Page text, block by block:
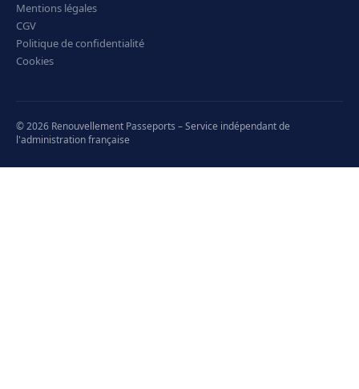
Mentions légales
CGV
Politique de confidentialité
Cookies
© 2026 Renouvellement Passeports – Service indépendant de
l'administration française